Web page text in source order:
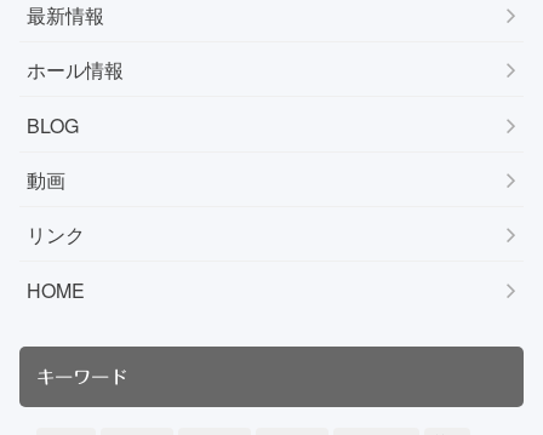
最新情報
ホール情報
BLOG
動画
リンク
HOME
キーワード